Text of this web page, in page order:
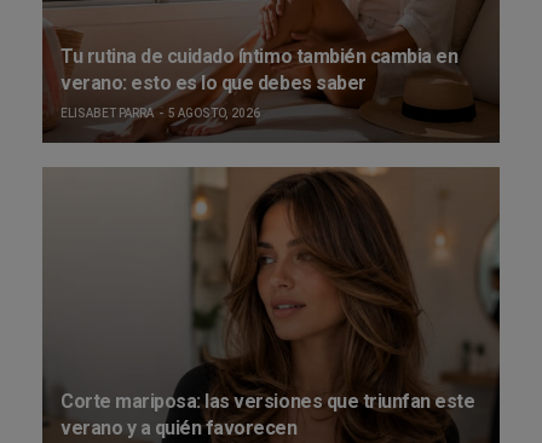
Tu rutina de cuidado íntimo también cambia en
verano: esto es lo que debes saber
ELISABET PARRA 5 AGOSTO, 2026
Corte mariposa: las versiones que triunfan este
verano y a quién favorecen